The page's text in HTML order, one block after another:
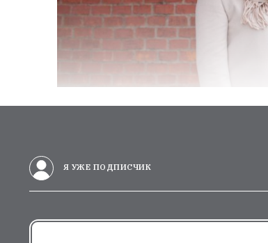
Я УЖЕ ПОДПИСЧИК